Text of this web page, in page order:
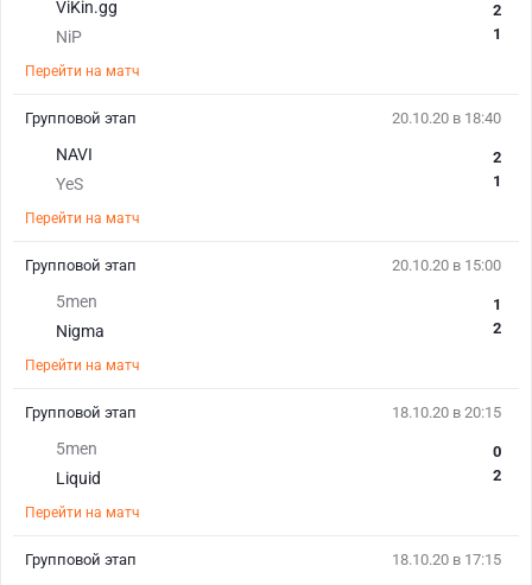
ViKin.gg
NiP
2
1
Перейти на матч
20.10.20 в 18:40
NAVI
YeS
2
1
Перейти на матч
Групповой этап
20.10.20 в 15:00
5men
Nigma
1
2
Перейти на матч
Групповой этап
18.10.20 в 20:15
5men
Liquid
0
2
Перейти на матч
Групповой этап
18.10.20 в 17:15
Групповой этап